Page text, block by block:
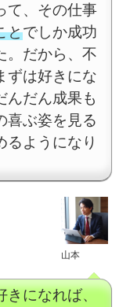
て、その仕事
とでしか成功
。だから、不
ずは好きにな
んだん成果も
喜ぶ姿を見る
るようになり
山本
になれば、